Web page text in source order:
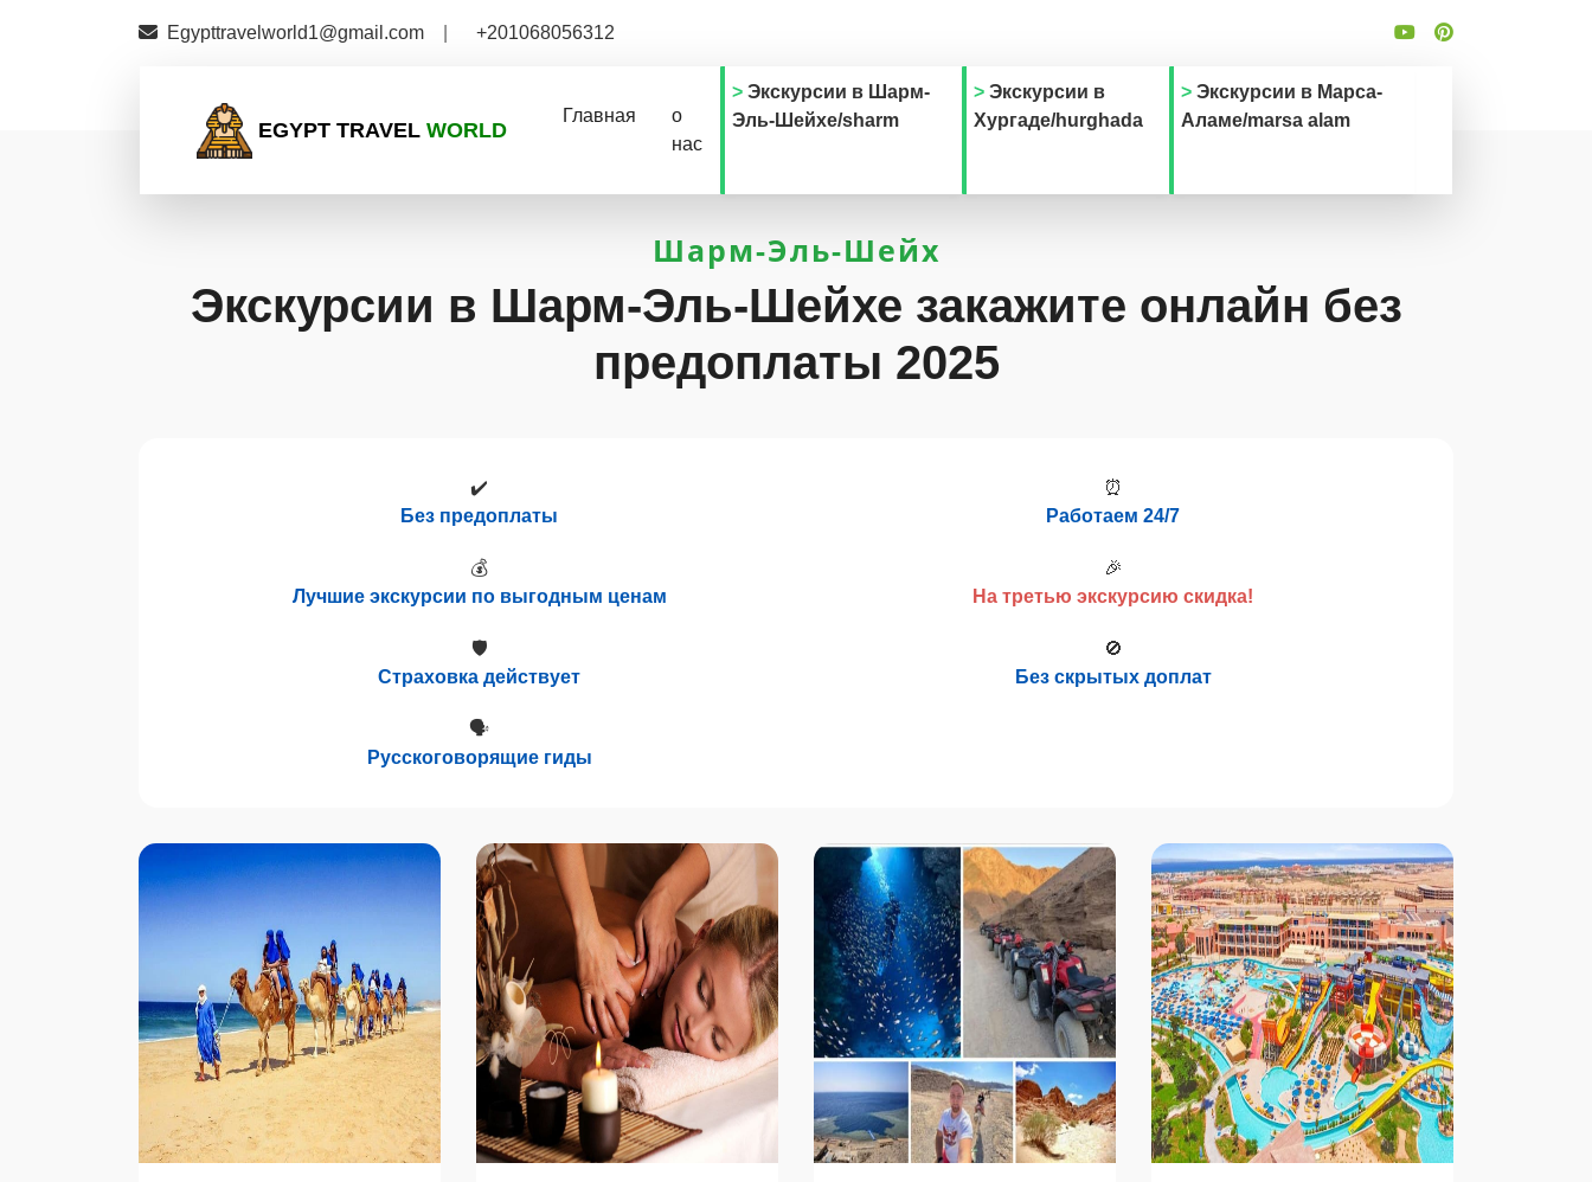
Egypttravelworld1@gmail.com +201068056312
EGYPT TRAVEL WORLD
Главная
о
нас
Экскурсии в Шарм-
Эль-Шейхе/sharm
Экскурсии в
Хургаде/hurghada
Экскурсии в Марса-
Аламе/marsa alam
Шарм-Эль-Шейх
Экскурсии в Шарм-Эль-Шейхе закажите онлайн без
предоплаты 2025
✔️
Без предоплаты
⏰
Работаем 24/7
💰
Лучшие экскурсии по выгодным ценам
🎉
На третью экскурсию скидка!
🛡
Страховка действует
🚫
Без скрытых доплат
🗣
Русскоговорящие гиды